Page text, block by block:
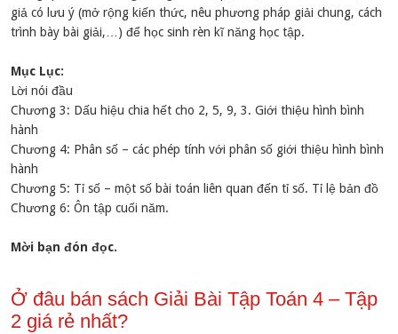
giả có lưu ý (mở rộng kiến thức, nêu phương pháp giải chung, cách
trình bày bài giải,…) để học sinh rèn kĩ năng học tập.
Mục Lục:
Lời nói đầu
Chương 3: Dấu hiệu chia hết cho 2, 5, 9, 3. Giới thiệu hình bình
hành
Chương 4: Phân số – các phép tính với phân số giới thiệu hình bình
hành
Chương 5: Tỉ số – một số bài toán liên quan đến tỉ số. Tỉ lệ bản đồ
Chương 6: Ôn tập cuối năm.
Mời bạn đón đọc.
Ở đâu bán sách Giải Bài Tập Toán 4 – Tập
2 giá rẻ nhất?